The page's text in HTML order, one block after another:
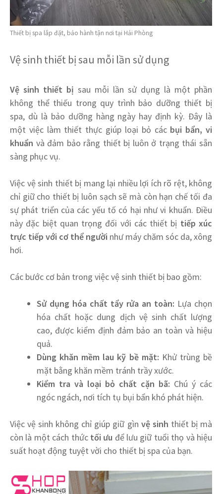
Thiết bị spa lắp đặt, bảo hành tận nơi tại Hải Phòng
Vệ sinh thiết bị sau mỗi lần sử dụng
Vệ sinh thiết bị sau mỗi lần sử dụng là một phần
không thể thiếu trong quy trình bảo dưỡng thiết bị
spa, dù là bảo dưỡng hàng ngày hay định kỳ. Đây là
một việc làm thiết thực giúp loại bỏ các bụi bẩn, vi
khuẩn và đảm bảo rằng thiết bị luôn ở trạng thái sẵn
sàng phục vụ.
Việc vệ sinh thiết bị mang lại nhiều lợi ích rõ rệt, không
chỉ giữ cho thiết bị luôn sạch sẽ mà còn hạn chế tối đa
sự phát triển của các yếu tố có hại như vi khuẩn. Điều
này đặc biệt quan trọng đối với các thiết bị tiếp xúc
trực tiếp với cơ thể người như máy chăm sóc da, xông
hơi.
Các bước cơ bản trong việc vệ sinh thiết bị bao gồm:
Sử dụng hóa chất tẩy rửa an toàn: Lựa chọn
hóa chất hoặc dung dịch vệ sinh chất lượng
cao, được kiểm định đảm bảo an toàn và hiệu
quả.
Dùng khăn mềm lau kỹ bề mặt: Khử trùng bề
mặt bằng khăn mềm tránh trầy xước.
Kiểm tra và loại bỏ chất cặn bã: Chú ý các
ngóc ngách, nơi tích tụ bụi bẩn khó phát hiện.
Việc vệ sinh không chỉ giúp giữ gìn vệ sinh thiết bị mà
còn là một cách thức tối ưu để lưu giữ tuổi thọ và hiệu
suất hoạt động tuyệt vời cho thiết bị spa của bạn.